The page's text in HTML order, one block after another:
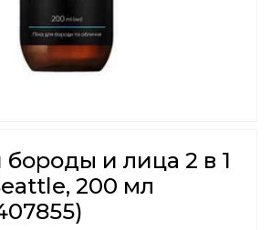
и лица 2 в 1
200 мл